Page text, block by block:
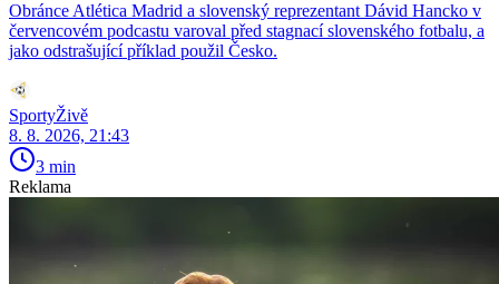
Obránce Atlética Madrid a slovenský reprezentant Dávid Hancko v
červencovém podcastu varoval před stagnací slovenského fotbalu, a
jako odstrašující příklad použil Česko.
SportyŽivě
8. 8. 2026, 21:43
3 min
Reklama